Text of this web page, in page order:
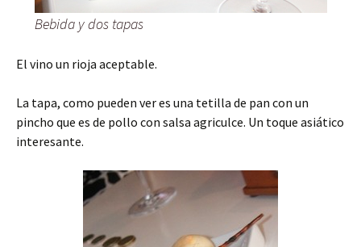
Bebida y dos tapas
El vino un rioja aceptable.
La tapa, como pueden ver es una tetilla de pan con un
pincho que es de pollo con salsa agriculce. Un toque asiático
interesante.